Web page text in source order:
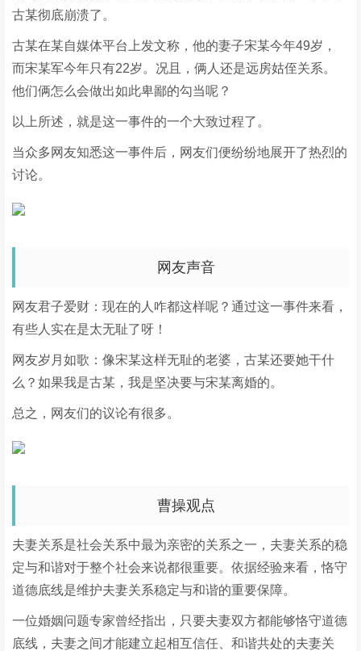
古某彻底崩溃了。
古某在某自媒体平台上发文称，他的妻子宋某今年49岁，
而宋某军今年只有22岁。况且，俩人还是远房姑侄关系。
他们俩怎么会做出如此卑鄙的勾当呢？
以上所述，就是这一事件的一个大致过程了。
当众多网友知悉这一事件后，网友们便纷纷地展开了热烈的
讨论。
网友声音
网友君子爱财：现在的人咋都这样呢？通过这一事件来看，
有些人实在是太无耻了呀！
网友岁月如歌：像宋某这样无耻的老婆，古某还要她干什
么？如果我是古某，我是坚决要与宋某离婚的。
总之，网友们的议论有很多。
曹操观点
夫妻关系是社会关系中最为亲密的关系之一，夫妻关系的稳
定与和谐对于整个社会来说都很重要。依据经验来看，恪守
道德底线是维护夫妻关系稳定与和谐的重要保障。
一位婚姻问题专家曾经指出，只要夫妻双方都能够恪守道德
底线，夫妻之间才能建立起相互信任、和谐共处的夫妻关